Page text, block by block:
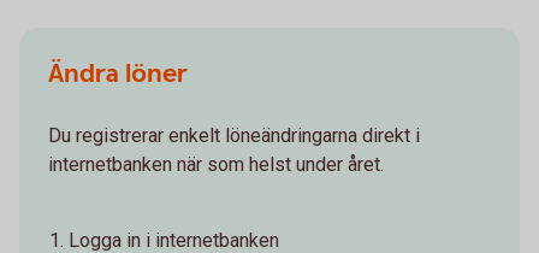
Ändra löner
Du registrerar enkelt löneändringarna direkt i
internetbanken när som helst under året.
Logga in i internetbanken